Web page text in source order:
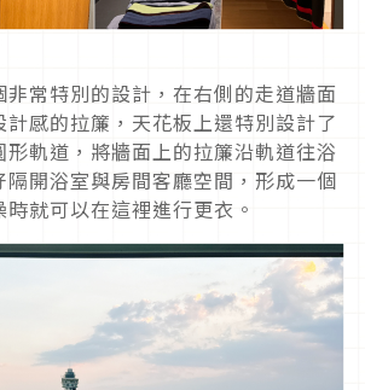
常特別的設計，在右側的走道牆面
感的拉簾，天花板上還特別設計了
軌道，將牆面上的拉簾沿軌道往浴
隔開浴室與房間客廳空間，形成一個
就可以在這裡進行更衣。